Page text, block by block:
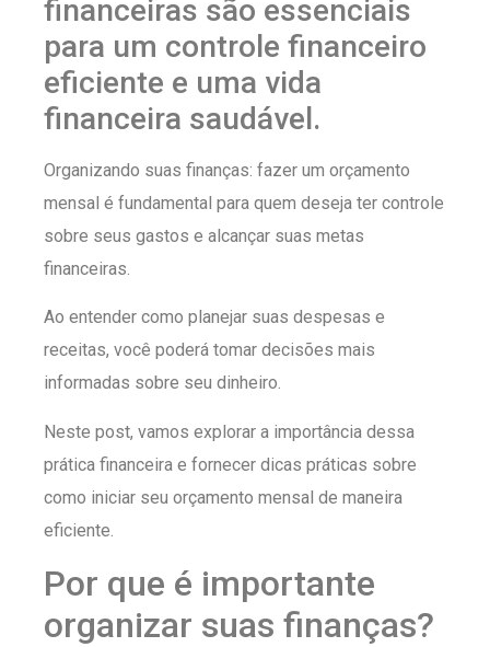
financeiras são essenciais
para um controle financeiro
eficiente e uma vida
financeira saudável.
Organizando suas finanças: fazer um orçamento
mensal é fundamental para quem deseja ter controle
sobre seus gastos e alcançar suas metas
financeiras.
Ao entender como planejar suas despesas e
receitas, você poderá tomar decisões mais
informadas sobre seu dinheiro.
Neste post, vamos explorar a importância dessa
prática financeira e fornecer dicas práticas sobre
como iniciar seu orçamento mensal de maneira
eficiente.
Por que é importante
organizar suas finanças?